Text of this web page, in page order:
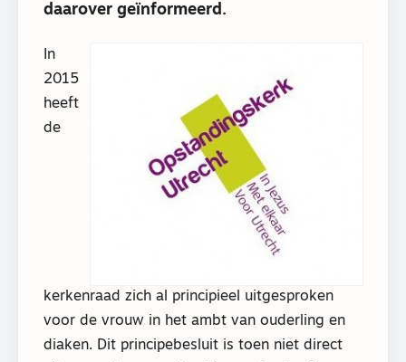
daarover geïnformeerd.
In
2015
heeft
de
kerkenraad zich al principieel uitgesproken
voor de vrouw in het ambt van ouderling en
diaken. Dit principebesluit is toen niet direct